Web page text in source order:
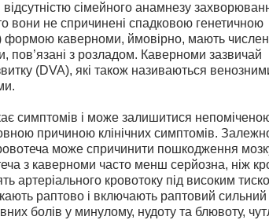
сімейного анамнезу
вони не спричинені спадковою генетичною
формою каверноми, ймовірно, мають
пов’язані з розладом. Каверноми зазвичай
(DVA), які також називаються
симптомів і може залишитися
причиною клінічних симптомів.
може спричинити пошкодження
з каверноми часто менш серйозна, ніж
артеріального кровотоку під високим
раптово і включають раптовий сильний
болів у минулому, нудоту та блювоту,